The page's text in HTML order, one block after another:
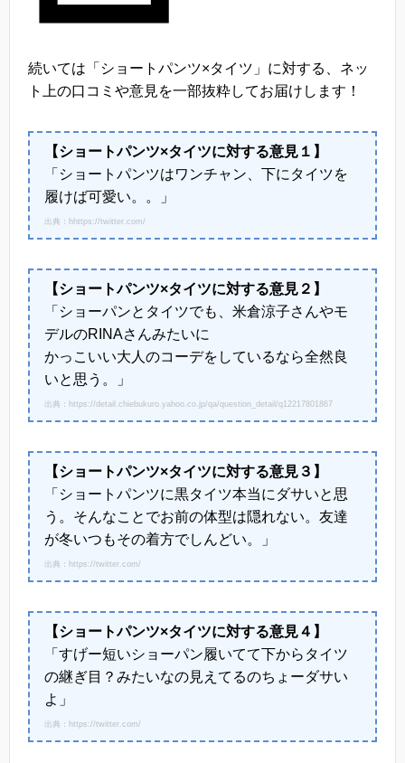
続いては「ショートパンツ×タイツ」に対する、ネッ
ト上の口コミや意見を一部抜粋してお届けします！
【ショートパンツ×タイツに対する意見１】
「ショートパンツはワンチャン、下にタイツを
履けば可愛い。。」
出典：hhttps://twitter.com/
【ショートパンツ×タイツに対する意見２】
「ショーパンとタイツでも、米倉涼子さんやモ
デルのRINAさんみたいに
かっこいい大人のコーデをしているなら全然良
いと思う。」
出典：https://detail.chiebukuro.yahoo.co.jp/qa/question_detail/q12217801867
【ショートパンツ×タイツに対する意見３】
「ショートパンツに黒タイツ本当にダサいと思
う。そんなことでお前の体型は隠れない。友達
が冬いつもその着方でしんどい。」
出典：https://twitter.com/
【ショートパンツ×タイツに対する意見４】
「すげー短いショーパン履いてて下からタイツ
の継ぎ目？みたいなの見えてるのちょーダサい
よ」
出典：https://twitter.com/